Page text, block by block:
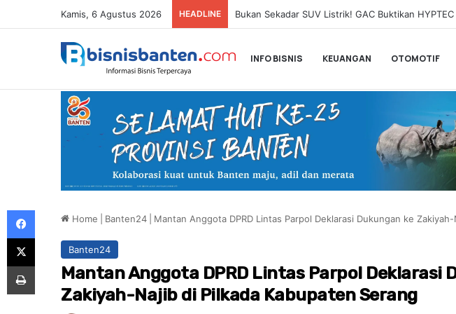
Kamis, 6 Agustus 2026 HEADLINE
INFO BISNIS KEUANGAN OTOMOTIF
Home Banten24 Mantan Anggota DPRD Lintas Parpol Deklarasi Dukungan ke
Banten24
Mantan Anggota DPRD Lintas Parpol Deklarasi
Zakiyah-Najib di Pilkada Kabupaten Serang